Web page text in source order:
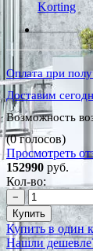
Korting
Оплата при
Доставим
Возможность
(0 голосов)
Просмотреть
152990 руб.
Кол-во:
−
Купить
Купить в один
Нашли